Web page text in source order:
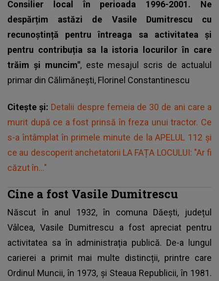
Consilier local în perioada 1996-2001. Ne
despărțim astăzi de Vasile Dumitrescu cu
recunoștință pentru întreaga sa activitatea și
pentru contribuția sa la istoria locurilor în care
trăim și muncim", este mesajul scris de actualul
primar din Călimănești, Florinel Constantinescu
Citește și: Detalii despre femeia de 30 de ani care a
murit după ce a fost prinsă în freza unui tractor. Ce
s-a întâmplat în primele minute de la APELUL 112 și
ce au descoperit anchetatorii LA FAȚA LOCULUI: "Ar fi
căzut în..."
Cine a fost Vasile Dumitrescu
Născut în anul 1932, în comuna Dăești, județul
Vâlcea, Vasile Dumitrescu a fost apreciat pentru
activitatea sa în administrația publică. De-a lungul
carierei a primit mai multe distincții, printre care
Ordinul Muncii, în 1973, și Steaua Republicii, în 1981.